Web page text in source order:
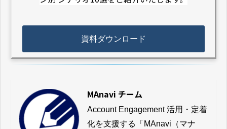
資料ダウンロード
MAnavi チーム
Account Engagement 活用・定着
化を支援する「MAnavi（マナ